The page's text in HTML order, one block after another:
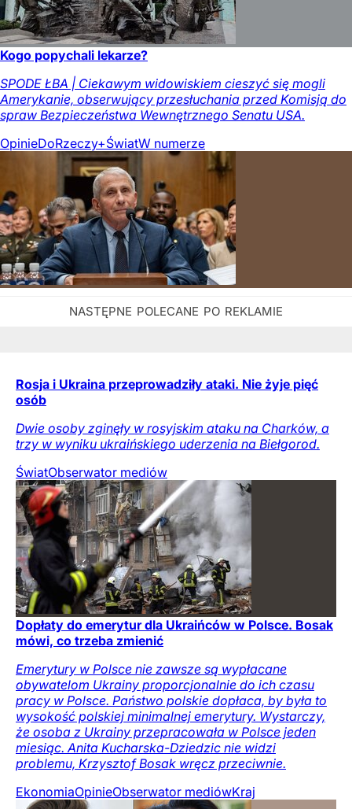
Kogo popychali lekarze?
SPODE ŁBA | Ciekawym widowiskiem cieszyć się mogli
Amerykanie, obserwujący przesłuchania przed Komisją do
spraw Bezpieczeństwa Wewnętrznego Senatu USA.
OpinieDoRzeczy+ŚwiatW numerze
Rosja i Ukraina przeprowadziły ataki. Nie żyje pięć
osób
Dwie osoby zginęły w rosyjskim ataku na Charków, a
trzy w wyniku ukraińskiego uderzenia na Biełgorod.
ŚwiatObserwator mediów
Dopłaty do emerytur dla Ukraińców w Polsce. Bosak
mówi, co trzeba zmienić
Emerytury w Polsce nie zawsze są wypłacane
obywatelom Ukrainy proporcjonalnie do ich czasu
pracy w Polsce. Państwo polskie dopłaca, by była to
wysokość polskiej minimalnej emerytury. Wystarczy,
że osoba z Ukrainy przepracowała w Polsce jeden
miesiąc. Anita Kucharska-Dziedzic nie widzi
problemu, Krzysztof Bosak wręcz przeciwnie.
EkonomiaOpinieObserwator mediówKraj